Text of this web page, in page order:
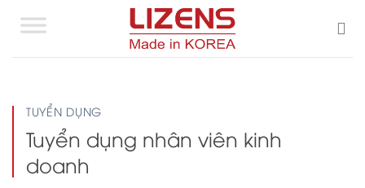
TUYỂN DỤNG
Tuyển dụng nhân viên kinh
doanh